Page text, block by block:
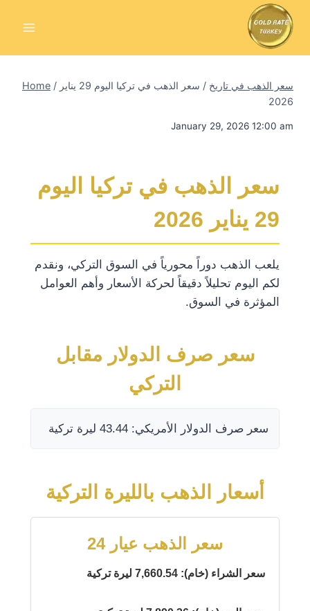
Home / سعر الذهب في تاريخ /
سعر الذهب في تركيا اليوم 29 يناير
2026
January 29, 2026 12:00 am
سعر الذهب في تركيا اليوم
29 يناير 2026
يلعب الذهب دوراً محورياً في السوق التركي، ونقدم
لكم اليوم تحليلاً دقيقاً لحركة الأسعار وأهم العوامل
المؤثرة في السوق.
سعر صرف الدولار مقابل
التركي
سعر صرف الدولار الأمريكي: 43.44 ليرة تركية
أسعار الذهب بالليرة التركية
سعر الذهب عيار 24
سعر الشراء (خام): 7,660.54 ليرة تركية